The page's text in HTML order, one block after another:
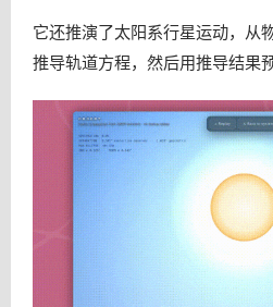
它还推演了太阳系行星运动，从
推导轨道方程，然后用推导结果